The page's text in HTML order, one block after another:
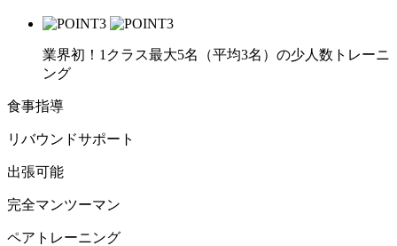
業界初！1クラス最大5名（平均3名）の少人数トレーニ
ング
食事指導
リバウンドサポート
出張可能
完全マンツーマン
ペアトレーニング